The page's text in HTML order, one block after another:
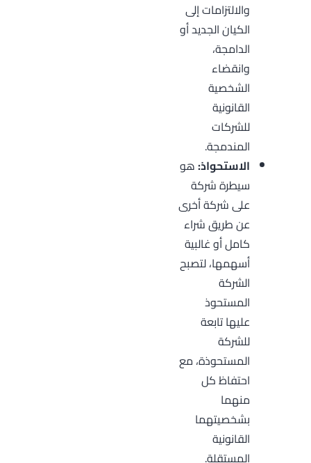
والالتزامات إلى
الكيان الجديد أو
الدامجة،
وانقضاء
الشخصية
القانونية
للشركات
المندمجة.
الاستحواذ:هو
سيطرة شركة
على شركة أخرى
عن طريق شراء
كامل أو غالبية
أسهمها، لتصبح
الشركة
المستحوذ
عليها تابعة
للشركة
المستحوذة، مع
احتفاظ كل
منهما
بشخصيتهما
القانونية
المستقلة.